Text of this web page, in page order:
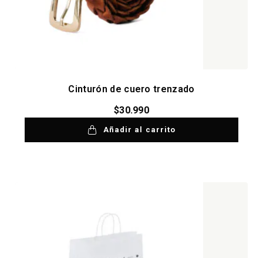
Cinturón de cuero trenzado
$30.990
Añadir al carrito